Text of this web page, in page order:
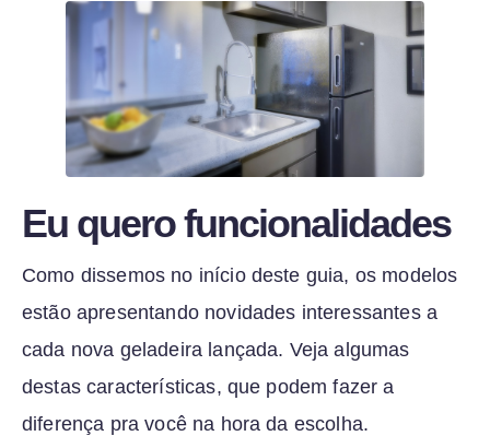
Eu quero funcionalidades
Como dissemos no início deste guia, os modelos
estão apresentando novidades interessantes a
cada nova geladeira lançada. Veja algumas
destas características, que podem fazer a
diferença pra você na hora da escolha.